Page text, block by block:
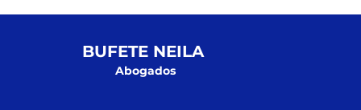
BUFETE NEILA
Abogados